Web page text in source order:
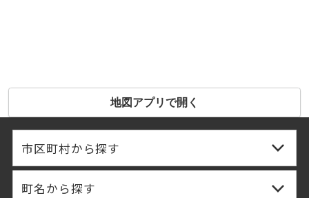
地図アプリで開く
市区町村から探す
町名から探す